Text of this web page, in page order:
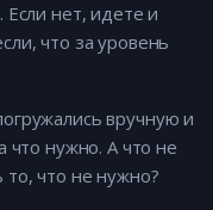
Если нет, идете и
что за уровень
вручную и
что нужно. А что не
что не нужно?